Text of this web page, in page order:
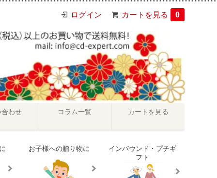
ログイン カートを見る 0
わせ コラム一覧 カートを見る
お子様への贈り物に
インバウンド・プチギ
フト